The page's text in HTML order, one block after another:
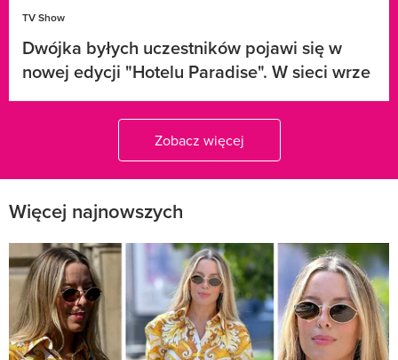
TV Show
Dwójka byłych uczestników pojawi się w
nowej edycji "Hotelu Paradise". W sieci wrze
Zobacz więcej
Więcej najnowszych